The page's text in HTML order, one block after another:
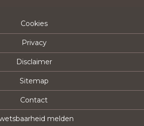
Cookies
Privacy
Disclaimer
Sitemap
Contact
melden